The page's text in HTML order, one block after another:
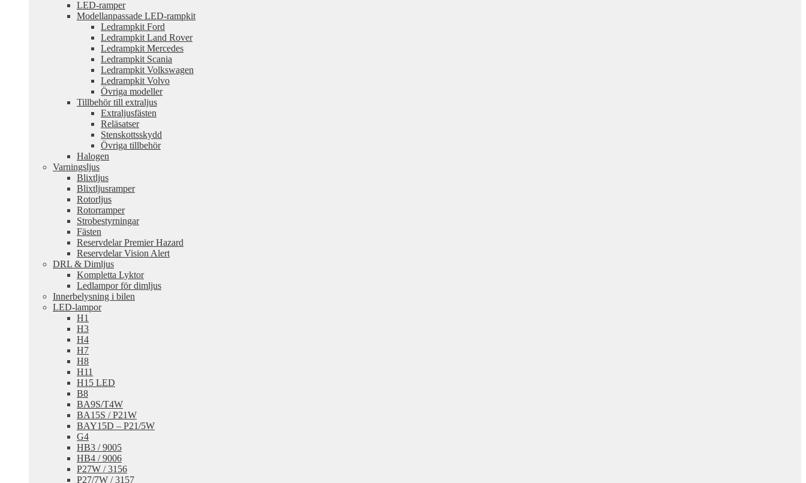
LED-ramper
Modellanpassade LED-rampkit
Ledrampkit Ford
Ledrampkit Land Rover
Ledrampkit Mercedes
Ledrampkit Scania
Ledrampkit Volkswagen
Ledrampkit Volvo
Övriga modeller
Tillbehör till extraljus
Extraljusfästen
Reläsatser
Stenskottsskydd
Övriga tillbehör
Halogen
Varningsljus
Blixtljus
Blixtljusramper
Rotorljus
Rotorramper
Strobestyrningar
Fästen
Reservdelar Premier Hazard
Reservdelar Vision Alert
DRL & Dimljus
Kompletta Lyktor
Ledlampor för dimljus
Innerbelysning i bilen
LED-lampor
H1
H3
H4
H7
H8
H11
H15 LED
B8
BA9S/T4W
BA15S / P21W
BAY15D – P21/5W
G4
HB3 / 9005
HB4 / 9006
P27W / 3156
P27/7W / 3157